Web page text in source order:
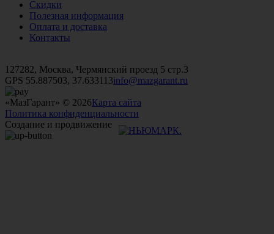
Скидки
Полезная информация
Оплата и доставка
Контакты
127282, Москва, Чермянский проезд 5 стр.3
GPS 55.887503, 37.633113info@mazgarant.ru
«МазГарант» © 2026Карта сайта
Политика конфиденциальности
Создание и продвижение